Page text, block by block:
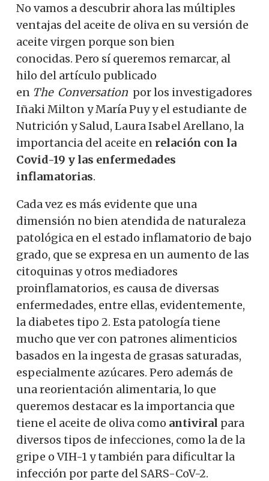
No vamos a descubrir ahora las múltiples
ventajas del aceite de oliva en su versión de
aceite virgen porque son bien
conocidas. Pero sí queremos remarcar, al
hilo del artículo publicado
en The Conversation por los investigadores
Iñaki Milton y María Puy y el estudiante de
Nutrición y Salud, Laura Isabel Arellano, la
importancia del aceite en relación con la
Covid-19 y las enfermedades
inflamatorias.
Cada vez es más evidente que una
dimensión no bien atendida de naturaleza
patológica en el estado inflamatorio de bajo
grado, que se expresa en un aumento de las
citoquinas y otros mediadores
proinflamatorios, es causa de diversas
enfermedades, entre ellas, evidentemente,
la diabetes tipo 2. Esta patología tiene
mucho que ver con patrones alimenticios
basados ​​en la ingesta de grasas saturadas,
especialmente azúcares. Pero además de
una reorientación alimentaria, lo que
queremos destacar es la importancia que
tiene el aceite de oliva como antiviral para
diversos tipos de infecciones, como la de la
gripe o VIH-1 y también para dificultar la
infección por parte del SARS-CoV-2.